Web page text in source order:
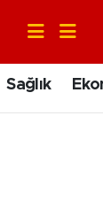
Sağlık